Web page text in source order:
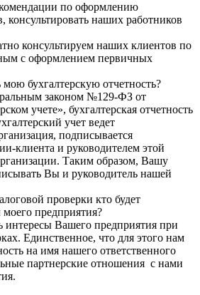
по оформлению
консультировать наших работников
консультируем наших клиентов по
с оформлением первичных
бухгалтерскую отчетность?
законом №129-ФЗ от
учете», бухгалтерская отчетность
учет ведет
подписывается
клиента и руководителем этой
Таким образом, Вашу
Вы и руководитель нашей
проверки кто будет
моего предприятия?
интересы Вашего предприятия при
Единственное, что для этого нам
на имя нашего ответственного
партнерские отношения с нами